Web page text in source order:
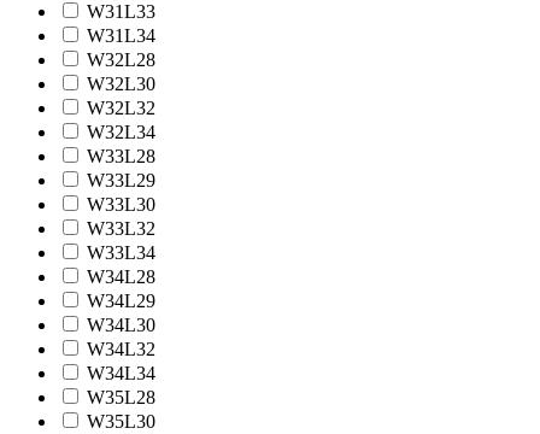
W31L33
W31L34
W32L28
W32L30
W32L32
W32L34
W33L28
W33L29
W33L30
W33L32
W33L34
W34L28
W34L29
W34L30
W34L32
W34L34
W35L28
W35L30